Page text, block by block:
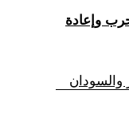
(1).. وقف الحرب وإعادة
والسودان